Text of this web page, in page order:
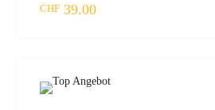
CHF 39.00